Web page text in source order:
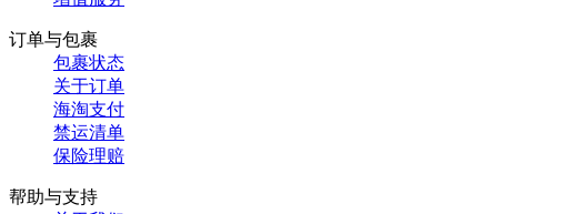
订单与包裹
包裹状态
关于订单
海淘支付
禁运清单
保险理赔
帮助与支持